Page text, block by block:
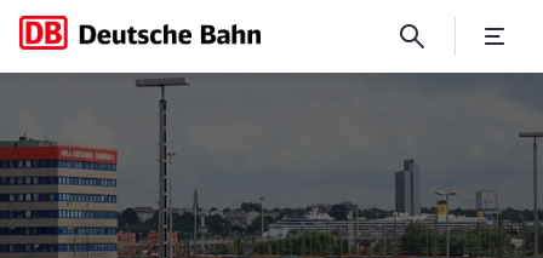
Geprüft und für gut